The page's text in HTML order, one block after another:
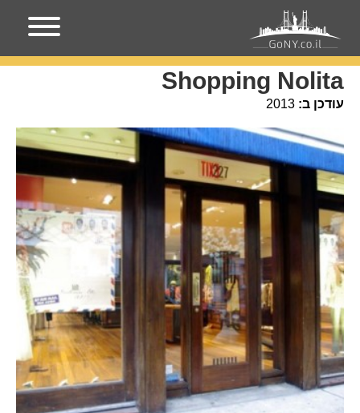
עמוד הבית מקומות בניו-יורק
Shopping Nolita
עודכן ב: 2013